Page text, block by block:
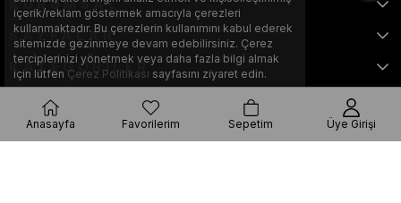
KURUMSAL
SAYFALAR
KATEGORİLER
Bu web sitesi, Nihat KILIÇARSLAN tarafından tasarlanmış ve optimize
içerik/reklam göstermek amacıyla çerezleri
kullanmaktadır. Bu çerezlerin kullanımını kabul ederek
sitemizde gezinmeye devam edebilirsiniz. Çerez
terciplerinizi yönetmek veya daha fazla bilgi almak
için lütfen Çerez Politikası sayfasını ziyaret edin.
Anasayfa Favorilerim Sepetim Üye Girişi